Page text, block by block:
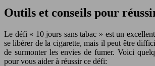
Outils et conseils pour
Le défi « 10 jours sans tabac » est un
se libérer de la cigarette, mais il peut être
de surmonter les envies de fumer. Voici
pour vous aider à réussir ce défi: